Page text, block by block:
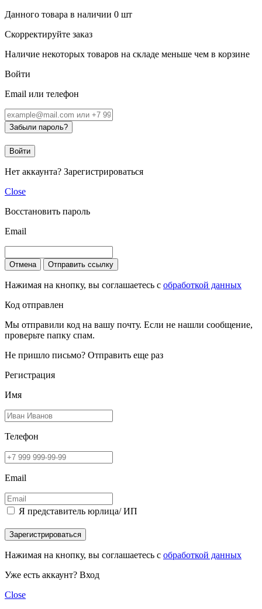
Данного товара в наличии 0 шт
Скорректируйте заказ
Наличие некоторых товаров на складе меньше чем в корзине
Войти
Email или телефон
Забыли пароль?
Войти
Нет аккаунта? Зарегистрироваться
Close
Восстановить пароль
Email
Отмена Отправить ссылку
Нажимая на кнопку, вы соглашаетесь с обработкой данных
Код отправлен
Мы отправили код на вашу почту. Если не нашли сообщение,
проверьте папку спам.
Не пришло письмо? Отправить еще раз
Регистрация
Имя
Телефон
Email
Я представитель юрлица/ ИП
Зарегистрироваться
Нажимая на кнопку, вы соглашаетесь с обработкой данных
Уже есть аккаунт? Вход
Close